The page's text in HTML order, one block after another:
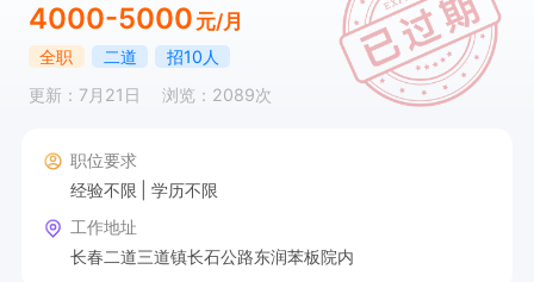
4000-5000 元/月
全职 二道
招10人
更新：7月21日
浏览：2089次
职位要求
经验不限
学历不限
工作地址
长春二道三道镇长石公路东润苯板院内